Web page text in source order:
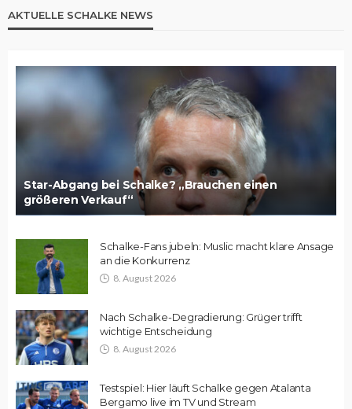
AKTUELLE SCHALKE NEWS
Star-Abgang bei Schalke? „Brauchen einen
größeren Verkauf“
Schalke-Fans jubeln: Muslic macht klare Ansage
an die Konkurrenz
8. August 2026
Nach Schalke-Degradierung: Grüger trifft
wichtige Entscheidung
8. August 2026
Testspiel: Hier läuft Schalke gegen Atalanta
Bergamo live im TV und Stream